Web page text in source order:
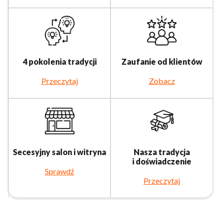
4 pokolenia tradycji
Przeczytaj
Zaufanie od klientów
Zobacz
Secesyjny salon i witryna
Sprawdź
Nasza tradycja
i doświadczenie
Przeczytaj